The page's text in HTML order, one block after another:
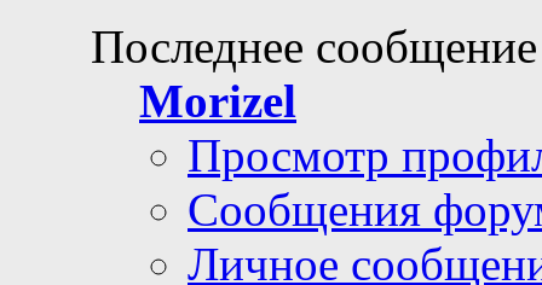
Последнее
Morizel
Просмотр
Сообщения
Личное